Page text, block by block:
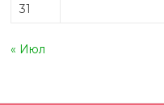
31
« Июл